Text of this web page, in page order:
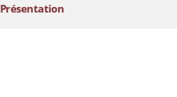
Présentation